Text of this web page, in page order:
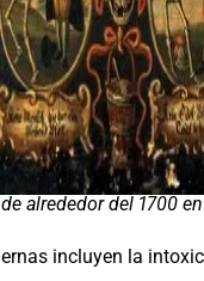
alrededor del 1700
incluyen la